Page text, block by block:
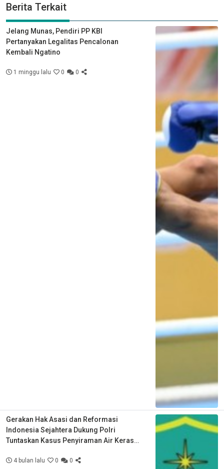
Berita Terkait
Jelang Munas, Pendiri PP KBI
Pertanyakan Legalitas Pencalonan
Kembali Ngatino
1 minggu lalu 0 0
Gerakan Hak Asasi dan Reformasi
Indonesia Sejahtera Dukung Polri
Tuntaskan Kasus Penyiraman Air Keras
4 bulan lalu 0 0